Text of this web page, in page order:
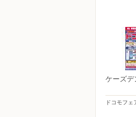
ケーズデ
ドコモフェ